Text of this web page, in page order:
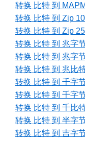
转换 比特 到
转换 比特 到 Zip
转换 比特 到 Zip
转换 比特 到 兆字
转换 比特 到 兆字
转换 比特 到 兆比
转换 比特 到 千字
转换 比特 到 千字
转换 比特 到 千比
转换 比特 到 半字
转换 比特 到 吉字